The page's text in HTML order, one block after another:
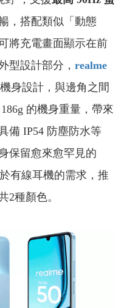
，搭配類似「動態
將充電畫面顯示在前
型設計部分， realme
身設計，與邊角之間
的機身重量，帶來
備 IP54 防塵防水等
保留愈來愈罕見的
有線耳機的需求，推
2種顏色。